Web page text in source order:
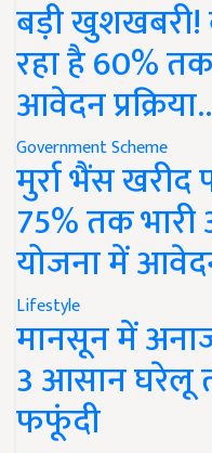
बड़ी खुशखबरी!
रहा है 60%
आवेदन प्रक्रिया..
Government Scheme
मुर्रा भैंस खरीद
75% तक
योजना में
Lifestyle
मानसून में
3 आसान घरेलू
फफूंदी